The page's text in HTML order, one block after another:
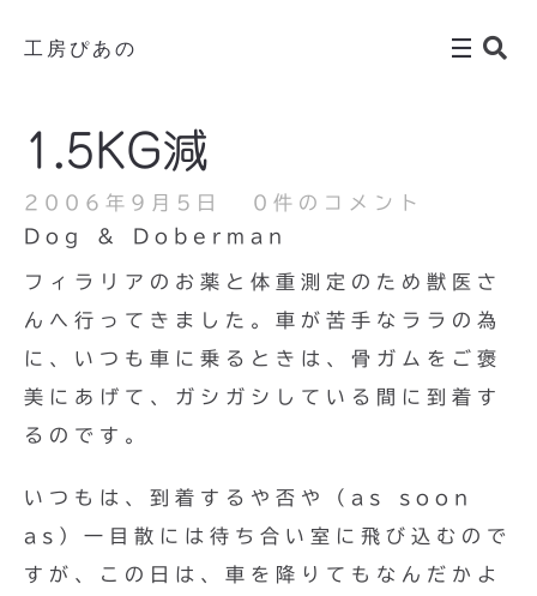
工房ぴあの
1.5KG減
2006年9月5日
0件のコメント
Dog & Doberman
フィラリアのお薬と体重測定のため獣医さ
んへ行ってきました。車が苦手なララの為
に、いつも車に乗るときは、骨ガムをご褒
美にあげて、ガシガシしている間に到着す
るのです。
いつもは、到着するや否や（as soon
as）一目散には待ち合い室に飛び込むので
すが、この日は、車を降りてもなんだかよ